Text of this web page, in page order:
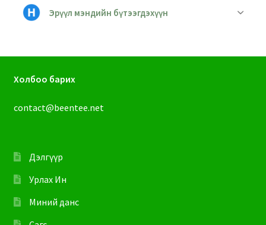
Эрүүл мэндийн бүтээгдэхүүн
Холбоо барих
contact@beentee.net
Дэлгүүр
Урлах Ин
Миний данс